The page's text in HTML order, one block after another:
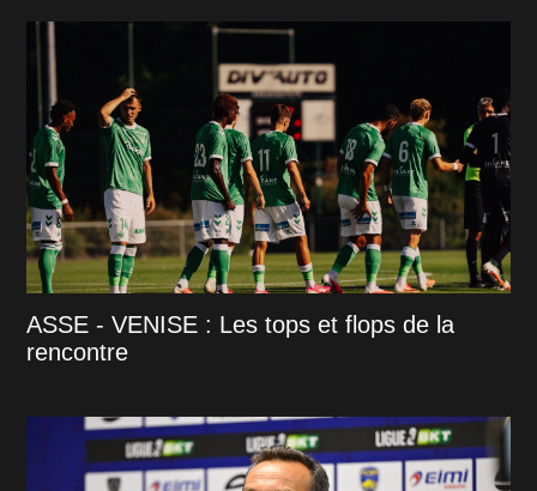
ASSE - VENISE : Les tops et flops de la
rencontre